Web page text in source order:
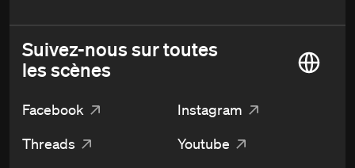
Suivez-nous sur toutes
les scènes
Facebook
Instagram
Threads
Youtube